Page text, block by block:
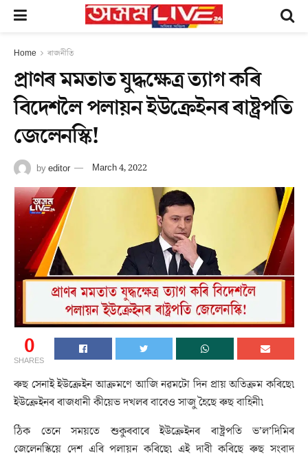
Home ৰাজনীতি
প্ৰাণৰ মমতাত যুদ্ধক্ষেত্ৰ ত্যাগ কৰি
বিদেশলৈ পলায়ন ইউক্ৰেইনৰ ৰাষ্ট্ৰপতি
জেলেনস্কি!
byeditor March 4, 2022
0
SHARES
ৰুছ সেনাই ইউক্ৰেইন আক্ৰমণে আজি নৱমটো দিন প্ৰায় অতিক্ৰম কৰিছে৷
ইউক্ৰেইনৰ ৰাজধানী কীয়েভ দখলৰ বাবেও সাজু হৈছে ৰুছ বাহিনী৷
ঠিক তেনে সময়তে শুকুৰবাৰে ইউক্ৰেইনৰ ৰাষ্ট্ৰপতি ভ’ল’দিমিৰ
জেলেনস্কিয়ে দেশ এৰি পলায়ন কৰিছে৷ এই দাবী কৰিছে ৰুছ সংবাদ